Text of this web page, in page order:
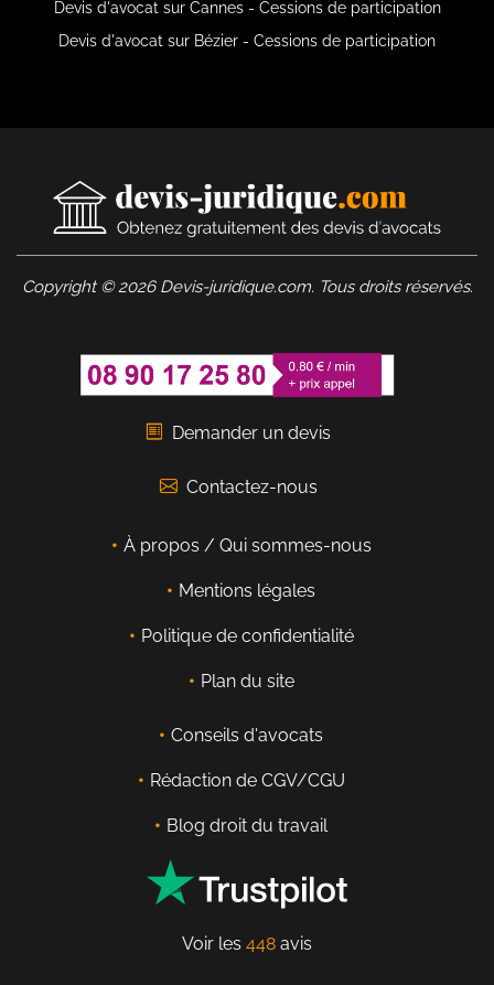
Devis d'avocat sur Cannes - Cessions de participation
Devis d'avocat sur Bézier - Cessions de participation
Copyright © 2026 Devis-juridique.com. Tous droits réservés.
Demander un devis
Contactez-nous
À propos / Qui sommes-nous
Mentions légales
Politique de confidentialité
Plan du site
Conseils d'avocats
Rédaction de CGV/CGU
Blog droit du travail
Voir les 448 avis